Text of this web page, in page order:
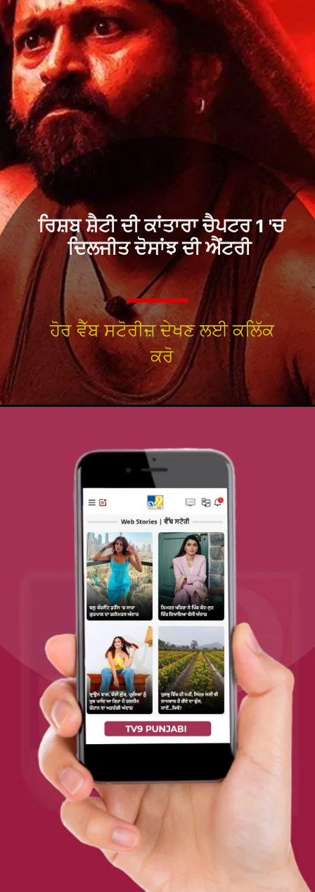
ਹੋਰ ਵੈੱਬ ਸਟੋਰੀਜ਼ ਦੇਖਣ ਲਈ ਕਲਿੱਕ
ਕਰੋ
ਰਿਸ਼ਬ ਸ਼ੈਟੀ ਦੀ ਕਾਂਤਾਰਾ ਚੈਪਟਰ 1 'ਚ
ਦਿਲਜੀਤ ਦੋਸਾਂਝ ਦੀ ਐਂਟਰੀ